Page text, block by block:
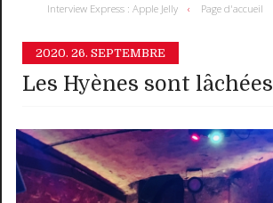
Interview Express : Apple Jelly Page d'accueil
2020. 26. SEPTEMBRE
Les Hyènes sont lâchées